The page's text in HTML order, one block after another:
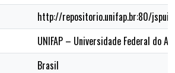
http://repositorio.unifap.br:80/
UNIFAP – Universidade Federal do
Brasil